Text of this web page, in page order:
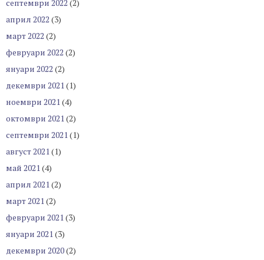
септември 2022 (2)
април 2022 (3)
март 2022 (2)
февруари 2022 (2)
януари 2022 (2)
декември 2021(1)
ноември 2021(4)
октомври 2021(2)
септември 2021(1)
август 2021(1)
май 2021(4)
април 2021(2)
март 2021(2)
февруари 2021(3)
януари 2021(3)
декември 2020(2)